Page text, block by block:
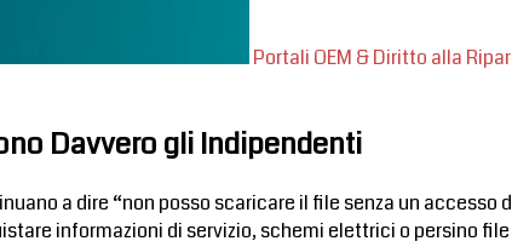
Portali OEM & Diritto alla
Davvero gli Indipendenti
a dire “non posso scaricare il file senza un accesso
informazioni di servizio, schemi elettrici o persino file